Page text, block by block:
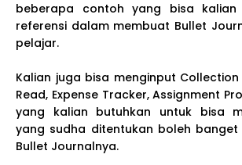
beberapa contoh yang bisa kalian
referensi dalam membuat Bullet
pelajar.
Kalian juga bisa menginput
Read, Expense Tracker, Assignment
yang kalian butuhkan untuk bisa
yang sudha ditentukan boleh
Bullet Journalnya.